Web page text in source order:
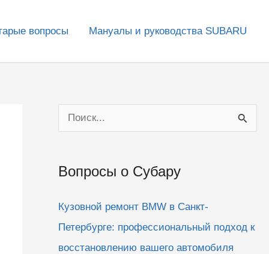
вопросы Мануалы и руководства SUBARU
о
с
Вопросы о Субару
Кузовной ремонт BMW в Санкт-
Петербурге: профессиональный подход к
восстановлению вашего автомобиля